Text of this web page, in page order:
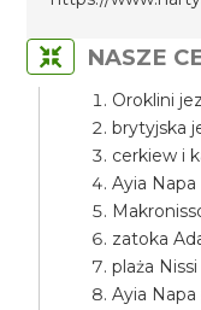
NASZE
Oroklini
brytyjska
cerkiew i
Ayia
zatoka
plaża
Ayia